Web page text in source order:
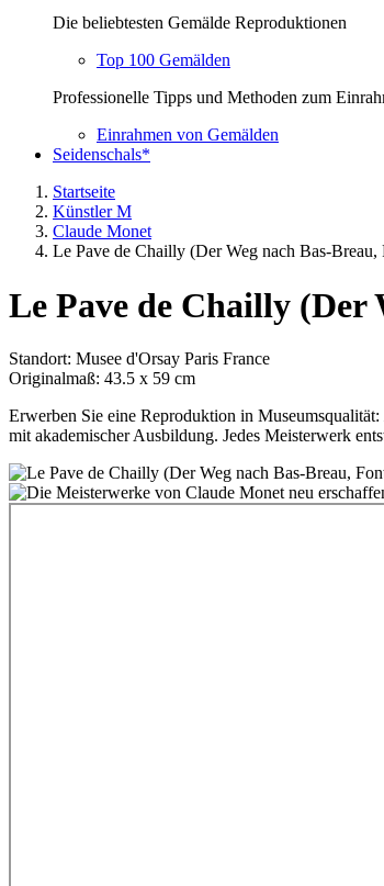
Die beliebtesten Gemälde Reproduktionen
Top 100 Gemälden
Professionelle Tipps und Methoden zum
Einrahmen von Gemälden
Seidenschals*
Startseite
Künstler M
Claude Monet
Le Pave de Chailly (Der Weg nach Bas-Breau,
Le Pave de Chailly (Der
Standort: Musee d'Orsay Paris France
Originalmaß: 43.5 x 59 cm
Erwerben Sie eine Reproduktion in Museumsqualität:
mit akademischer Ausbildung. Jedes Meisterwerk